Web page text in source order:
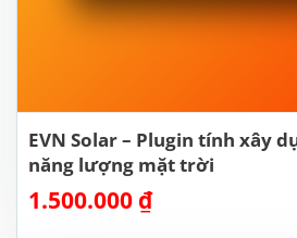
EVN Solar – Plugin tính xây
năng lượng mặt trời
1.500.000 ₫